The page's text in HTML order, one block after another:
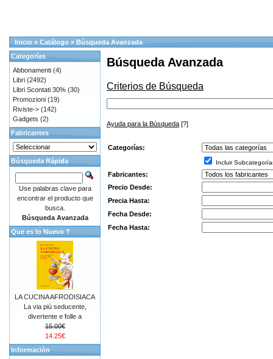
Inicio » Catálogo » Búsqueda Avanzada
Búsqueda Avanzada
Criterios de Búsqueda
Ayuda para la Búsqueda [?]
Categorías:
Incluir
Fabricantes:
Precio Desde:
Precia Hasta:
Fecha Desde:
Fecha Hasta:
Categorías
Abbonamenti (4)
Libri (2492)
Libri Scontati 30% (30)
Promozioni (19)
Riviste-> (142)
Gadgets (2)
Fabricantes
Búsqueda Rápida
Use palabras clave para
encontrar el producto que
busca.
Búsqueda Avanzada
Que es lo Nuevo ?
LA CUCINA AFRODISIACA
La via più seducente,
divertente e folle a
15.00€
14.25€
Información